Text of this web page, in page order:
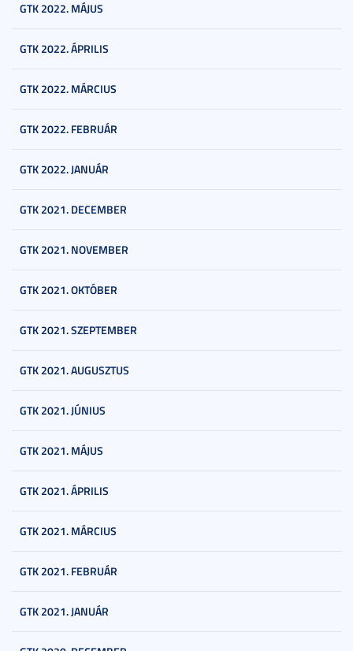
GTK 2022. MÁJUS
GTK 2022. ÁPRILIS
GTK 2022. MÁRCIUS
GTK 2022. FEBRUÁR
GTK 2022. JANUÁR
GTK 2021. DECEMBER
GTK 2021. NOVEMBER
GTK 2021. OKTÓBER
GTK 2021. SZEPTEMBER
GTK 2021. AUGUSZTUS
GTK 2021. JÚNIUS
GTK 2021. MÁJUS
GTK 2021. ÁPRILIS
GTK 2021. MÁRCIUS
GTK 2021. FEBRUÁR
GTK 2021. JANUÁR